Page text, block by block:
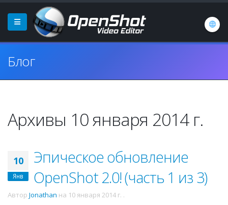
Блог
Архивы 10 января 2014 г.
10
Янв
Эпическое обновление
OpenShot 2.0! (часть 1 из 3)
Автор Jonathan на 10 января 2014 г. .